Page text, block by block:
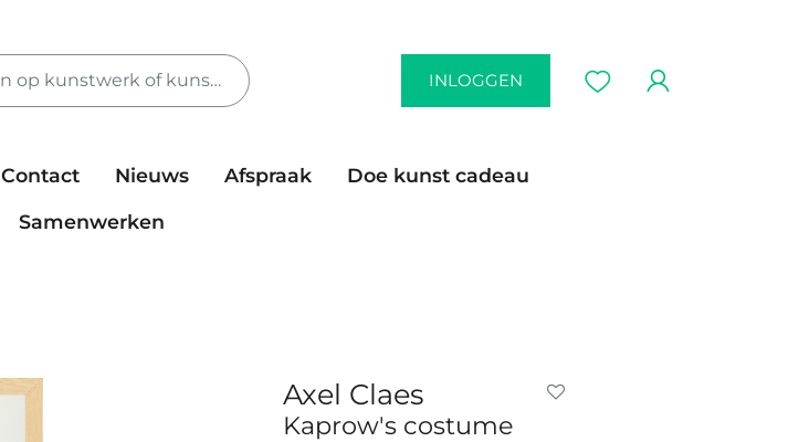
INLOGGEN
Contact Nieuws Afspraak
Doe kunst cadeau
Samenwerken
Axel Claes
Kaprow's costume